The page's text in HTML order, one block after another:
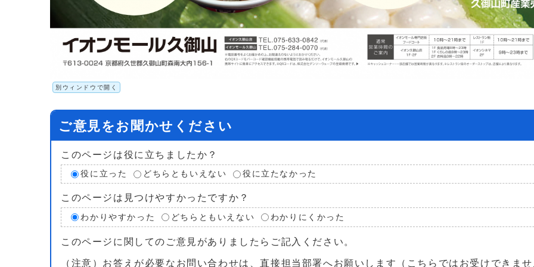
別ウィンドウで開く
ご意見をお聞かせください
このページは役に立ちましたか？
役に立った どちらともいえない 役に立たなかった
このページは見つけやすかったですか？
わかりやすかった どちらともいえない わかりにくかった
このページに関してのご意見がありましたらご記入ください。
（注意）お答えが必要なお問い合わせは、直接担当部署へお願いします（こちらではお受けできま